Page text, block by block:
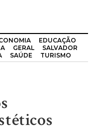
EDUCAÇÃO
GERAL
SALVADOR
SAÚDE TURISMO